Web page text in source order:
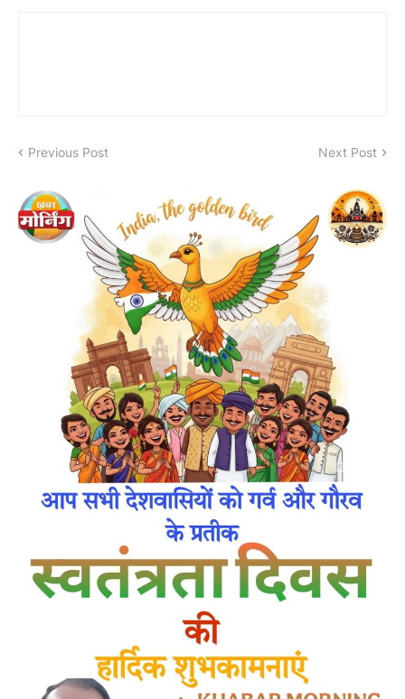
Previous Post Next Post